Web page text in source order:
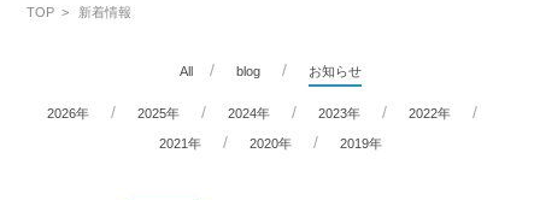
TOP 新着情報
All blog お知らせ
2026年 2025年 2024年 2023年 2022年
2021年 2020年 2019年